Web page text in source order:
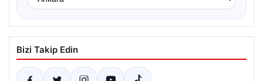
Bizi Takip Edin